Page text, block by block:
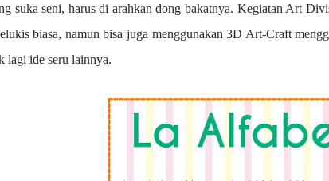
suka seni, harus di arahkan dong bakatnya. Kegiatan Art
biasa, namun bisa juga menggunakan 3D Art-Craft
lagi ide seru lainnya.